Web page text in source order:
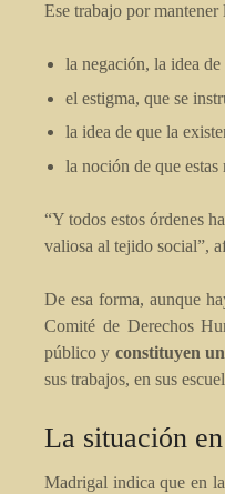
Ese trabajo por mantener
la negación, la idea de
el estigma, que se
la idea de que la
la noción de que
“Y todos estos órdenes
valiosa al tejido social”,
De esa forma, aunque
Comité de Derechos
público y constituyen
sus trabajos, en sus
La situación
Madrigal indica que en